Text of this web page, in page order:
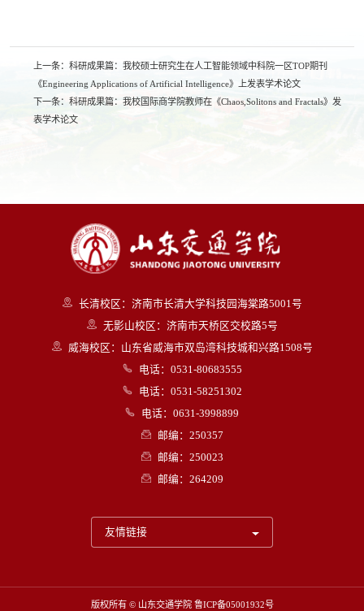
上一条： 科研成果篇：我校硕士研究生在人工智能领域中科院一区TOP期刊
《Engineering Applications of Artificial Intelligence》上发表学术论文
下一条： 科研成果篇：我校国际商学院教师在《Chaos,Solitons and Fractals》发
表学术论文
长清校区：济南市长清大学科技园海棠路5001号
无影山校区：济南市天桥区交校路5号
威海校区：山东省威海市双岛湾科技城和兴路1508号
电话：0531-80683555
电话：0531-58251302
电话：0631-3998899
邮编：250357
邮编：250023
邮编：264209
友情链接
版权所有 © 山东交通学院 鲁ICP备05001932号